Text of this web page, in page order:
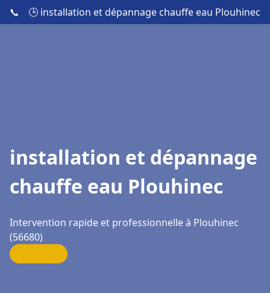
📞 🕒 installation et dépannage chauffe eau Plouhinec
installation et dépannage
chauffe eau Plouhinec
Intervention rapide et professionnelle à Plouhinec
(56680)